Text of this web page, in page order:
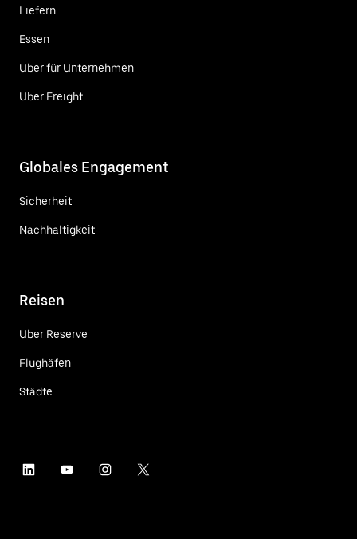
Liefern
Essen
Uber für Unternehmen
Uber Freight
Globales Engagement
Sicherheit
Nachhaltigkeit
Reisen
Uber Reserve
Flughäfen
Städte